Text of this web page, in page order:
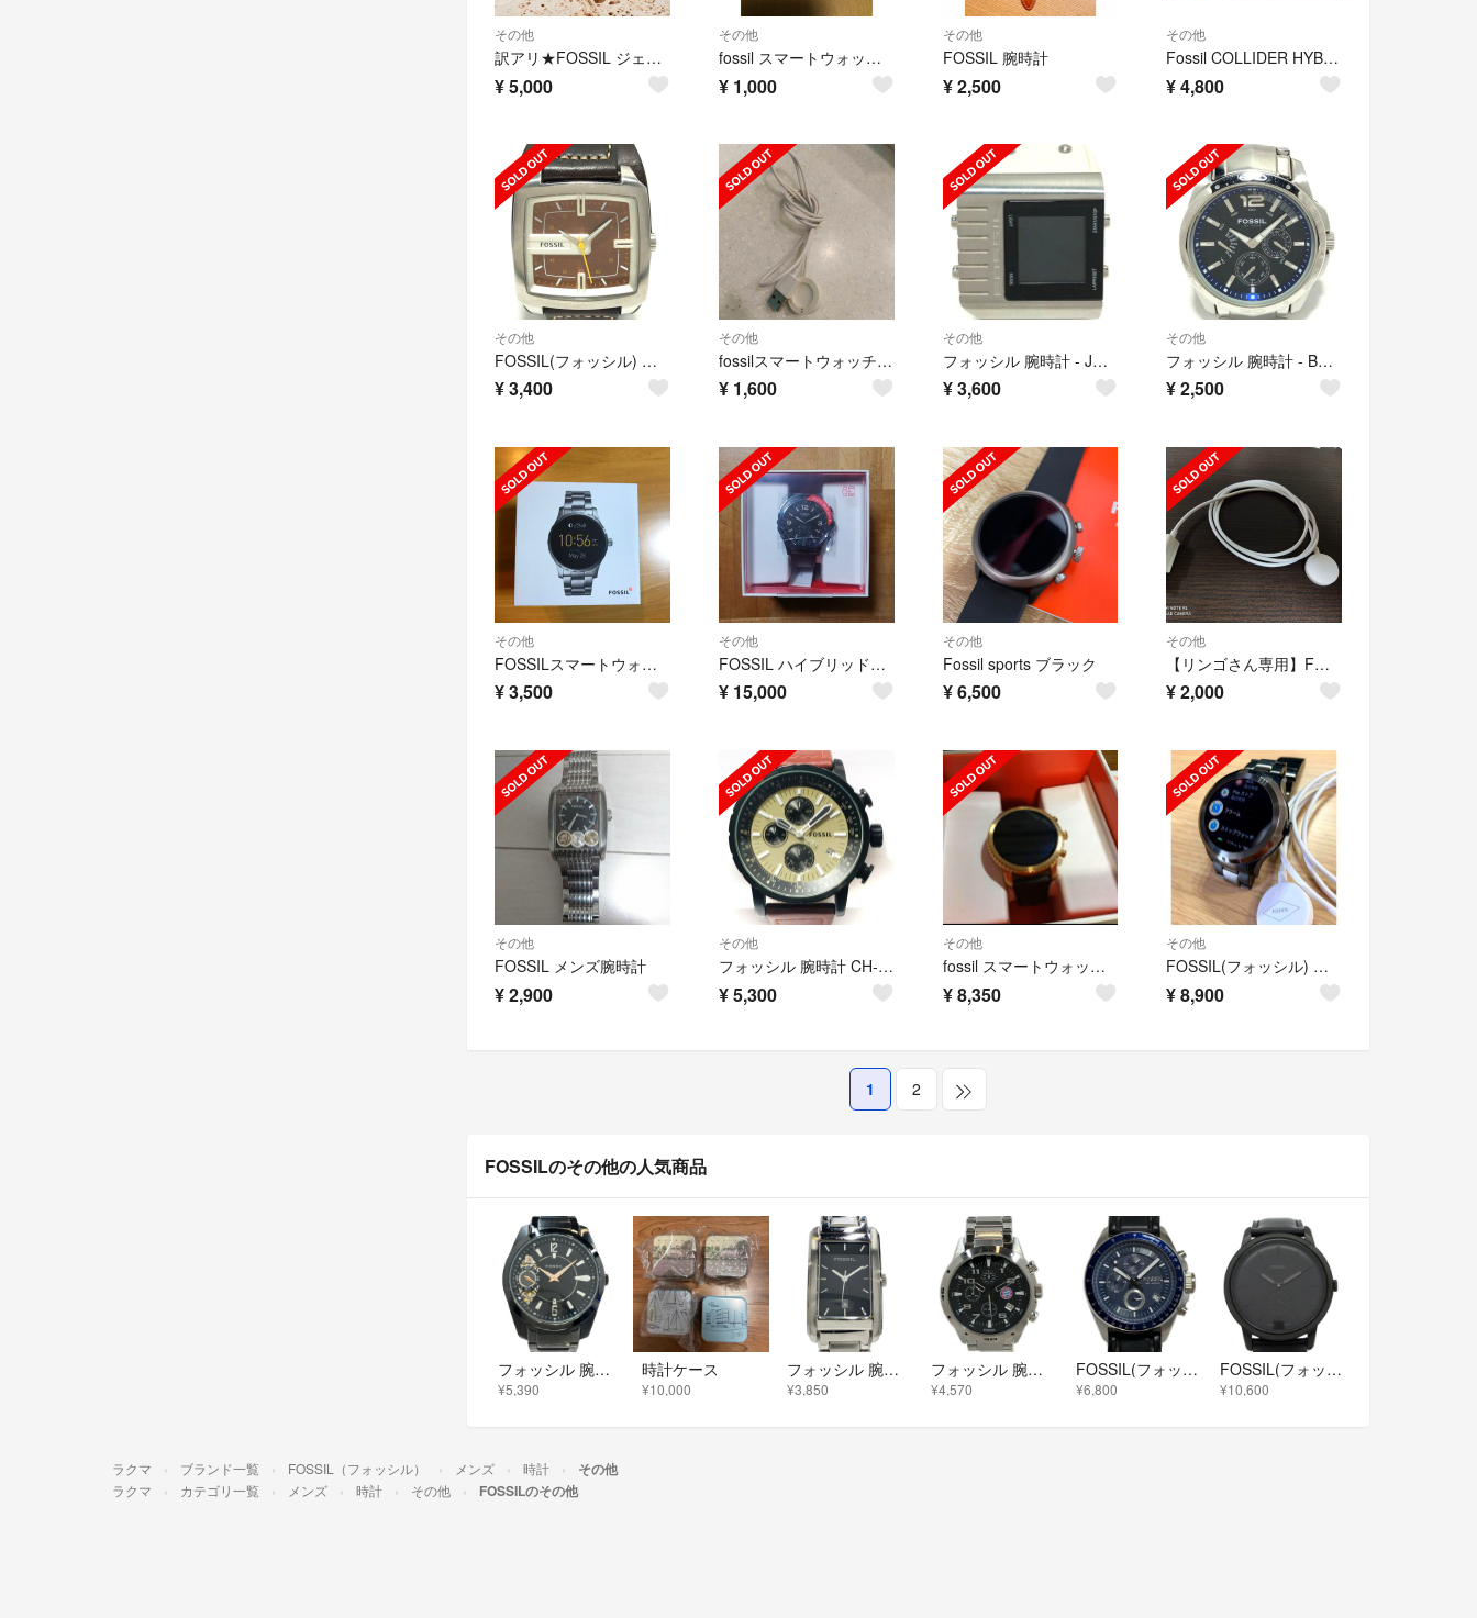
その他
訳アリ★FOSSIL ジェネレーション5E スマートウォッチ 0906
¥5,000
その他
fossil スマートウォッチ 充電器
¥ 1,000
その他
FOSSIL 腕時計
¥2,500
その他
Fossil COLLIDER HYBRID SMARTWATCH HR
¥4,800
その他
FOSSIL(フォッシル) 腕時計 - メンズ
¥3,400
その他
fossilスマートウォッチの充電器
¥ 1,600
その他
フォッシル 腕時計 - JR-9681 メンズ 黒
¥3,600
その他
フォッシル 腕時計 - BQ-9346 メンズ 黒
¥2,500
その他
FOSSILスマートウォッチ
¥3,500
その他
FOSSIL ハイブリッドスマートウォッチ FTW1159 ☆新品未使用☆
¥ 15,000
その他
Fossil sports ブラック
¥6,500
その他
【リンゴさん専用】FOSSIL スマートウォッチ 充電器 FTW0002
¥2,000
その他
FOSSIL メンズ腕時計
¥2,900
その他
フォッシル 腕時計 CH-2738 メンズ グレー
¥5,300
その他
fossil スマートウォッチ FTW4002
¥8,350
その他
FOSSIL(フォッシル) スマートウォッチ FTW2117 DW2e
¥8,900
1 2
FOSSILのその他の人気商品
フォッシル 腕時計 クオーツ 自動巻き ブラック メンズ FOSSIL
¥5,390
時計ケース
¥10,000
フォッシル 腕時計 FS-2965 クオーツ ブラック メンズ FOSSIL
¥3,850
フォッシル 腕時計 CH-2539 クオーツ ブラック メンズ FOSSIL
¥4,570
FOSSIL(フォッシル) 腕時計 - CH-2691 メンズ クロノグラフ ネイビー
¥6,800
FOSSIL(フォッシル) 腕時計美品 - FS5447 メンズ 黒
¥10,600
ラクマ ブランド一覧 FOSSIL（フォッシル） メンズ 時計 その他
ラクマ カテゴリ一覧 メンズ 時計 その他 FOSSILのその他